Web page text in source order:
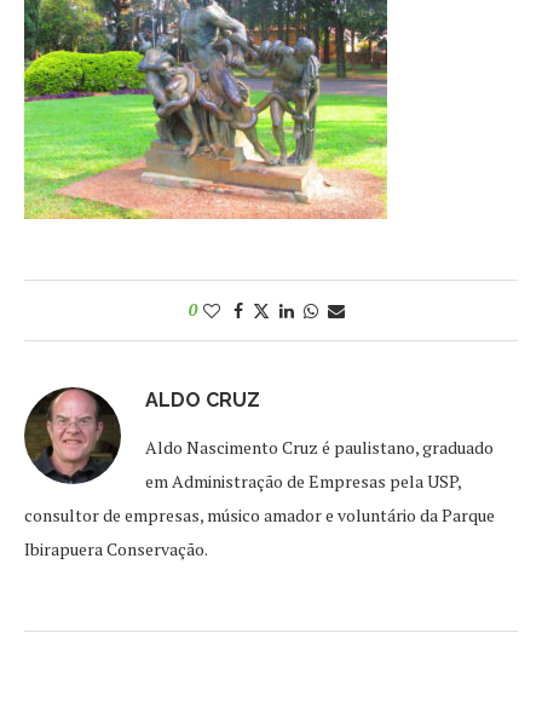
0
ALDO CRUZ
Aldo Nascimento Cruz é paulistano, graduado
em Administração de Empresas pela USP,
consultor de empresas, músico amador e voluntário da Parque
Ibirapuera Conservação.